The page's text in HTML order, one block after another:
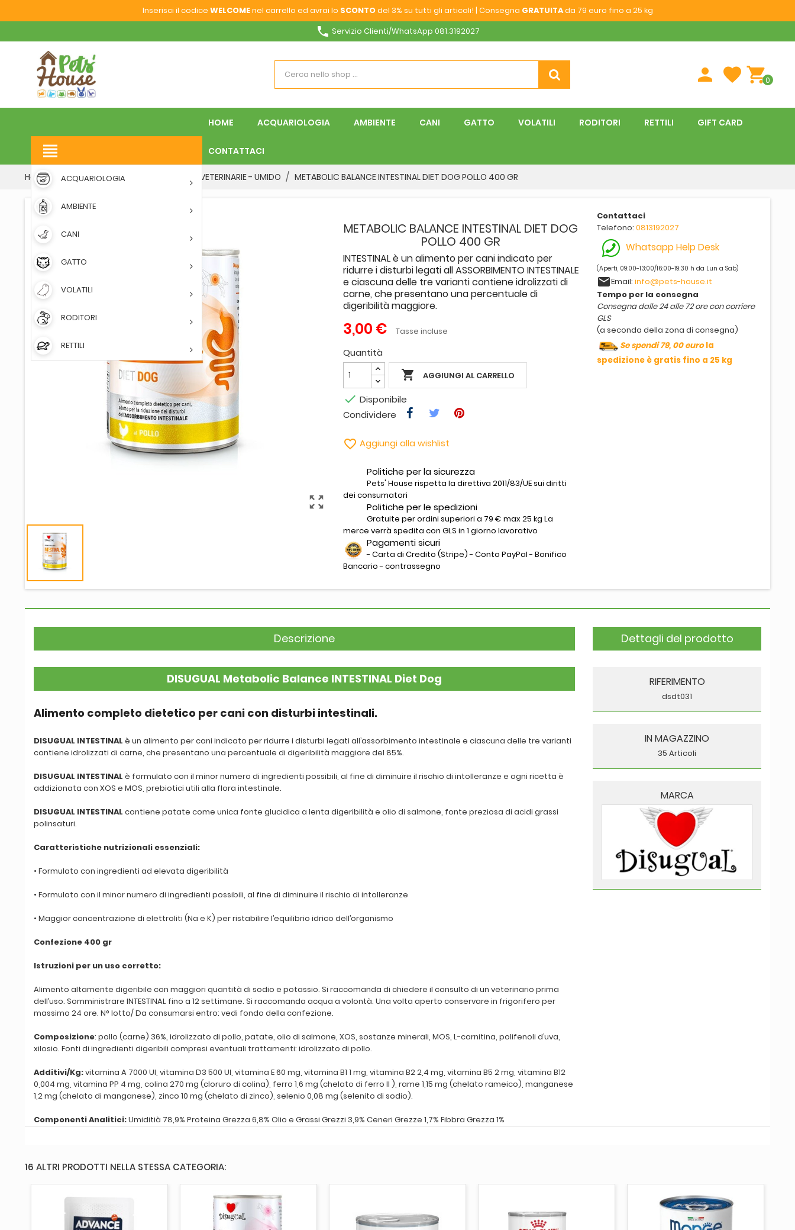
Inserisci il codice WELCOMEnel carrello ed avrai lo SCONTOdel 3% su tutti gli articoli! | Consegna GRATUITAda 79 euro fino a 25 kg
phone Servizio Clienti/WhatsApp 081.3192027
person favorite shopping_cart0
HOME ACQUARIOLOGIA AMBIENTE CANI GATTO VOLATILI RODITORI RETTILI GIFT CARD
CONTATTACI
view_headline
ACQUARIOLOGIA
AMBIENTE
CANI
GATTO
VOLATILI
RODITORI
RETTILI
Home CANI ALIMENTO UMIDO DIETE VETERINARIE - UMIDO METABOLIC BALANCE INTESTINAL DIET DOG POLLO 400 GR
zoom_out_map
METABOLIC BALANCE INTESTINAL DIET DOG
POLLO 400 GR
INTESTINAL è un alimento per cani indicato per
ridurre i disturbi legati all ASSORBIMENTO INTESTINALE
e ciascuna delle tre varianti contiene idrolizzati di
carne, che presentano una percentuale di
digeribilità maggiore.
3,00 € Tasse incluse
Quantità
 AGGIUNGI AL CARRELLO
 Disponibile
Condividere
 Aggiungi alla wishlist
Politiche per la sicurezza
Pets' House rispetta la direttiva 2011/83/UE sui diritti
dei consumatori
Politiche per le spedizioni
Gratuite per ordini superiori a 79 € max 25 kg La
merce verrà spedita con GLS in 1 giorno lavorativo
Pagamenti sicuri
- Carta di Credito (Stripe) - Conto PayPal - Bonifico
Bancario - contrassegno
Contattaci
Telefono:0813192027
Whatsapp Help Desk
(Aperti, 09:00-13:00/16:00-19:30 h da Lun a Sab)
emailEmail:info@pets-house.it
Tempo per la consegna
Consegna dalle 24 alle 72 ore con corriere
GLS
(a seconda della zona di consegna)
Se spendi 79, 00 eurola
spedizione è gratis fino a 25 kg
Descrizione
DISUGUAL Metabolic Balance INTESTINAL Diet Dog
Alimento completo dietetico per cani con disturbi intestinali.
DISUGUAL INTESTINAL è un alimento per cani indicato per ridurre i disturbi legati all’assorbimento intestinale e ciascuna delle tre varianti
contiene idrolizzati di carne, che presentano una percentuale di digeribilità maggiore del 85%.
DISUGUAL INTESTINAL è formulato con il minor numero di ingredienti possibili, al fine di diminuire il rischio di intolleranze e ogni ricetta è
addizionata con XOS e MOS, prebiotici utili alla flora intestinale.
DISUGUAL INTESTINAL contiene patate come unica fonte glucidica a lenta digeribilità e olio di salmone, fonte preziosa di acidi grassi
polinsaturi.
Caratteristiche nutrizionali essenziali:
• Formulato con ingredienti ad elevata digeribilità
• Formulato con il minor numero di ingredienti possibili, al fine di diminuire il rischio di intolleranze
• Maggior concentrazione di elettroliti (Na e K) per ristabilire l’equilibrio idrico dell’organismo
Confezione 400 gr
Istruzioni per un uso corretto:
Alimento altamente digeribile con maggiori quantità di sodio e potassio. Si raccomanda di chiedere il consulto di un veterinario prima
dell’uso. Somministrare INTESTINAL fino a 12 settimane. Si raccomanda acqua a volontà. Una volta aperto conservare in frigorifero per
massimo 24 ore. N° lotto/ Da consumarsi entro: vedi fondo della confezione.
Composizione: pollo (carne) 36%, idrolizzato di pollo, patate, olio di salmone, XOS, sostanze minerali, MOS, L-carnitina, polifenoli d’uva,
xilosio. Fonti di ingredienti digeribili compresi eventuali trattamenti: idrolizzato di pollo.
Additivi/Kg:vitamina A 7000 UI, vitamina D3 500 UI, vitamina E 60 mg, vitamina B1 1 mg, vitamina B2 2,4 mg, vitamina B5 2 mg, vitamina B12
0,004 mg, vitamina PP 4 mg, colina 270 mg (cloruro di colina), ferro 1,6 mg (chelato di ferro II ), rame 1,15 mg (chelato rameico), manganese
1,2 mg (chelato di manganese), zinco 10 mg (chelato di zinco), selenio 0,08 mg (selenito di sodio).
Componenti Analitici:Umiditià 78,9% Proteina Grezza 6,8% Olio e Grassi Grezzi 3,9% Ceneri Grezze 1,7% Fibbra Grezza 1%
Dettagli del prodotto
RIFERIMENTO
dsdt031
IN MAGAZZINO
35 Articoli
MARCA
16 ALTRI PRODOTTI NELLA STESSA CATEGORIA: